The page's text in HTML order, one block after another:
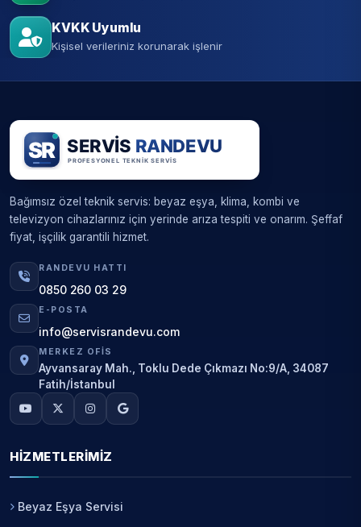
KVKK Uyumlu
Kişisel verileriniz korunarak işlenir
Bağımsız özel teknik servis: beyaz eşya, klima, kombi ve
televizyon cihazlarınız için yerinde arıza tespiti ve onarım. Şeffaf
fiyat, işçilik garantili hizmet.
RANDEVU HATTI
0850 260 03 29
E-POSTA
info@servisrandevu.com
MERKEZ OFIS
Ayvansaray Mah., Toklu Dede Çıkmazı No:9/A, 34087
Fatih/İstanbul
HIZMETLERIMIZ
Beyaz Eşya Servisi